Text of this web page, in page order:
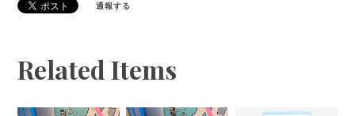
通報する
Related Items